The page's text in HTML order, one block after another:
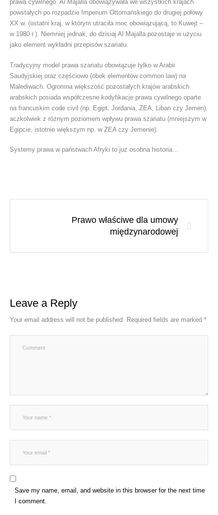
prawa cywilnego. Al Majalla obowiązywała we wszystkich krajach
powstałych po rozpadzie Imperium Ottomańskiego do drugiej połowy
XX w. (ostatni kraj, w którym utraciła moc obowiązującą, to Kuwejt –
w 1980 r.). Niemniej jednak, do dzisiaj Al Majalla pozostaje w użyciu
jako element wykładni przepisów szariatu.
Tradycyjny model prawa szariatu obowiązuje tylko w Arabii
Saudyjskiej oraz częściowo (obok elementów common law) na
Malediwach. Ogromna większość pozostałych krajów arabskich
arabskich posiada współczesne kodyfikacje prawa cywilnego oparte
na francuskim code civil (np. Egipt, Jordania, ZEA, Liban czy Jemen),
aczkolwiek z różnym poziomem wpływu prawa szariatu (mniejszym w
Egipcie, istotnie większym np. w ZEA czy Jemenie).
Systemy prawa w państwach Afryki to już osobna historia…
Prawo właściwe dla umowy
międzynarodowej
Leave a Reply
Your email address will not be published. Required fields are marked *
Save my name, email, and website in this browser for the next time
I comment.